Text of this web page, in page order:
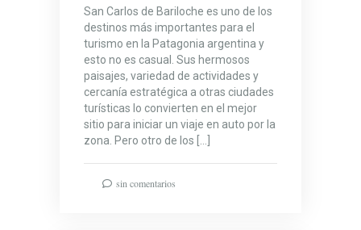
San Carlos de Bariloche es uno de los
destinos más importantes para el
turismo en la Patagonia argentina y
esto no es casual. Sus hermosos
paisajes, variedad de actividades y
cercanía estratégica a otras ciudades
turísticas lo convierten en el mejor
sitio para iniciar un viaje en auto por la
zona. Pero otro de los […]
sin comentarios